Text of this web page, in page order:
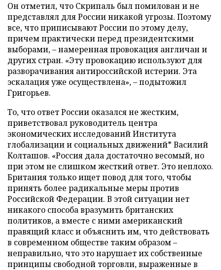
Он отметил, что Скрипаль был помилован и не
представлял для России никакой угрозы. Поэтому
все, что приписывают России по этому делу,
причем практически перед президентскими
выборами, – намеренная провокация англичан и
других стран. «Эту провокацию используют для
разворачивания антироссийской истерии. Эта
эскалация уже осуществлена», – подытожил
Григорьев.
То, что ответ России оказался не жестким,
приветствовал руководитель центра
экономических исследований Института
глобализации и социальных движений* Василий
Колташов. «Россия дала достаточно весомый, но
при этом не слишком жесткий ответ. Это неплохо.
Британия только ищет повод для того, чтобы
принять более радикальные меры против
Российской Федерации. В этой ситуации нет
никакого способа вразумить британских
политиков, а вместе с ними американский
правящий класс и объяснить им, что действовать
в современном обществе таким образом –
неправильно, что это нарушает их собственные
принципы свободной торговли, выраженные в